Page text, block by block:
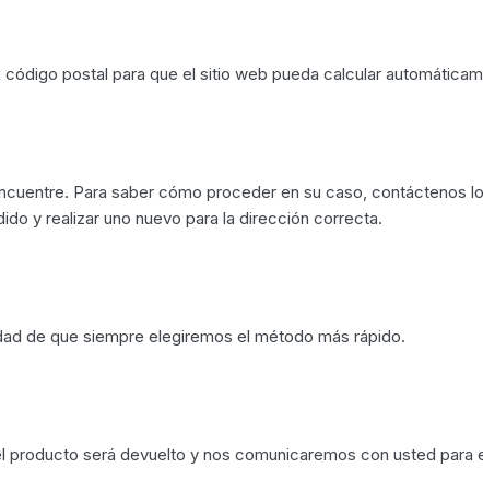
postal para que el sitio web pueda calcular
Para saber cómo proceder en su caso, contáctenos
y realizar uno nuevo para la dirección correcta.
de que siempre elegiremos el método más rápido.
será devuelto y nos comunicaremos con usted para